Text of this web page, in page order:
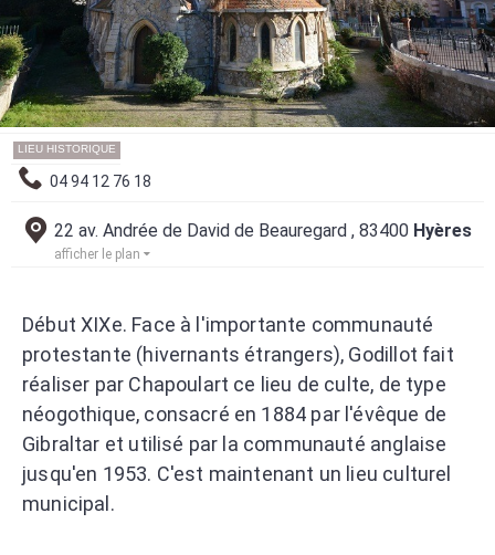
LIEU HISTORIQUE
04 94 12 76 18
22 av. Andrée de David de Beauregard , 83400 Hyères
afficher le plan
Début XIXe. Face à l'importante communauté
protestante (hivernants étrangers), Godillot fait
réaliser par Chapoulart ce lieu de culte, de type
néogothique, consacré en 1884 par l'évêque de
Gibraltar et utilisé par la communauté anglaise
jusqu'en 1953. C'est maintenant un lieu culturel
municipal.